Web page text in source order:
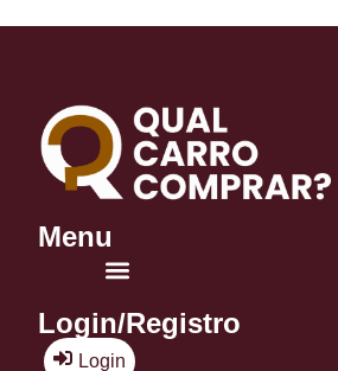
Menu
Login/Registro
Login